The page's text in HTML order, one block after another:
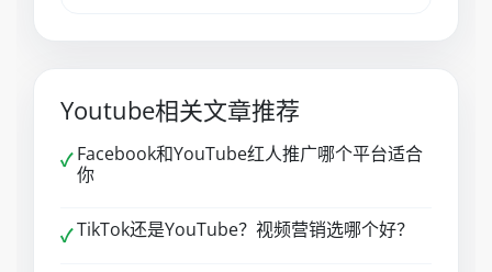
Youtube相关文章推荐
✓ Facebook和YouTube红人推广哪个平台适合
你
✓TikTok还是YouTube？视频营销选哪个好？